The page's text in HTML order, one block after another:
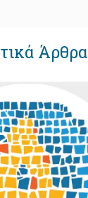
Άρθρα